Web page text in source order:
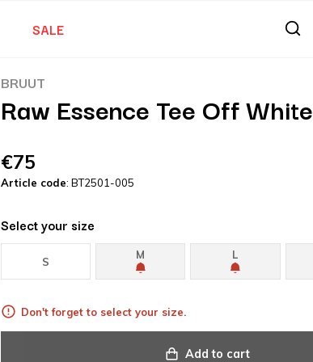
SALE
BRUUT
Raw Essence Tee Off White
€75
Article code: BT2501-005
Select your size
S
M L
Don't forget to select your size.
Add to cart